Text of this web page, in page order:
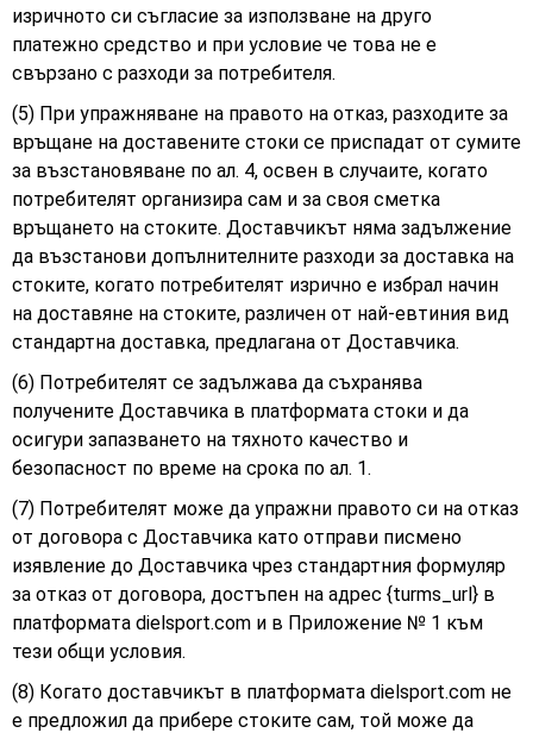
изричното си съгласие за използване на друго
платежно средство и при условие че това не е
свързано с разходи за потребителя.
(5) При упражняване на правото на отказ, разходите за
връщане на доставените стоки се приспадат от сумите
за възстановяване по ал. 4, освен в случаите, когато
потребителят организира сам и за своя сметка
връщането на стоките. Доставчикът няма задължение
да възстанови допълнителните разходи за доставка на
стоките, когато потребителят изрично е избрал начин
на доставяне на стоките, различен от най-евтиния вид
стандартна доставка, предлагана от Доставчика.
(6) Потребителят се задължава да съхранява
получените Доставчика в платформата стоки и да
осигури запазването на тяхното качество и
безопасност по време на срока по ал. 1.
(7) Потребителят може да упражни правото си на отказ
от договора с Доставчика като отправи писмено
изявление до Доставчика чрез стандартния формуляр
за отказ от договора, достъпен на адрес {turms_url} в
платформата dielsport.com и в Приложение № 1 към
тези общи условия.
(8) Когато доставчикът в платформата dielsport.com не
е предложил да прибере стоките сам, той може да